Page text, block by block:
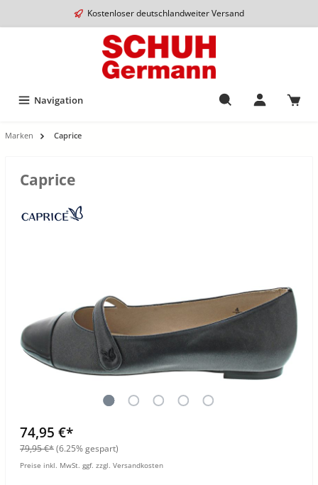
Kostenloser deutschlandweiter Versand
Navigation
Marken Caprice
Caprice
74,95 €*
79,95 €*(6.25% gespart)
Preise inkl. MwSt. ggf. zzgl. Versandkosten